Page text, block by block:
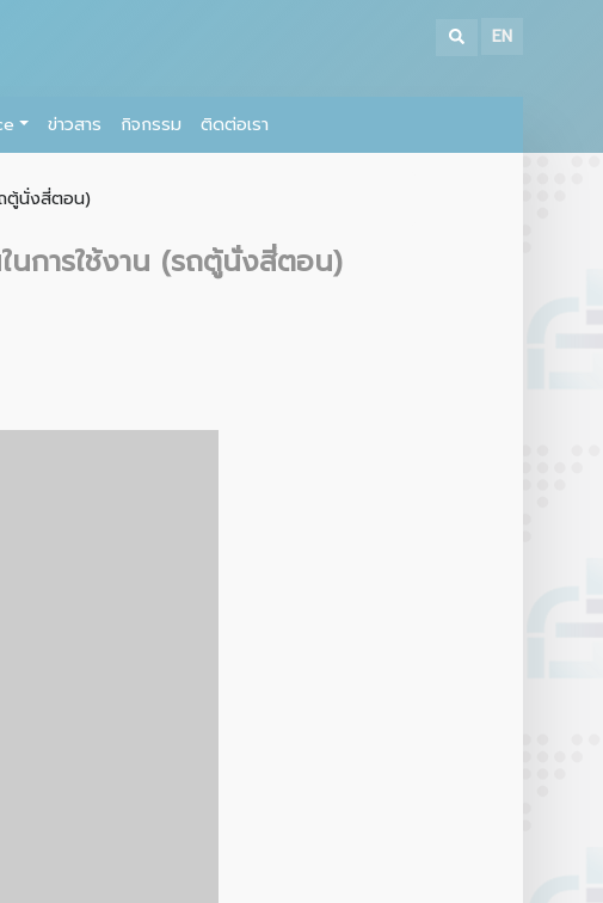
EN
ข่าวสาร กิจกรรม ติดต่อเรา
ตู้นั่งสี่ตอน)
การใช้งาน (รถตู้นั่งสี่ตอน)